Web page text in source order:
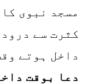
مسجد نبوی
کثرت سے
داخل ہوتے
دعا بوقت